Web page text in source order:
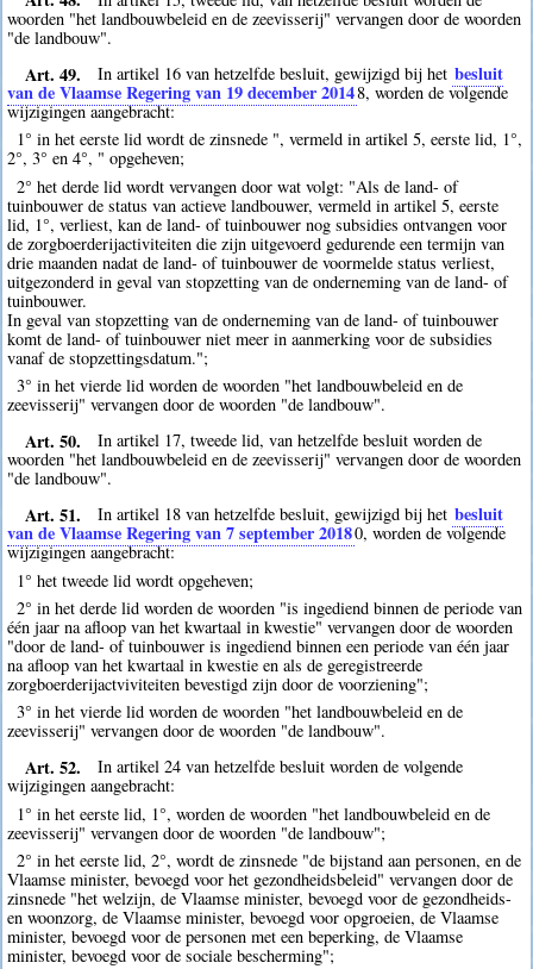
woorden "het landbouwbeleid en de zeevisserij" vervangen door de woorden
"de landbouw".
Art. 49. In artikel 16 van hetzelfde besluit, gewijzigd bij het besluit
van de Vlaamse Regering van 19 december 20148, worden de volgende
wijzigingen aangebracht:
1° in het eerste lid wordt de zinsnede ", vermeld in artikel 5, eerste lid, 1°,
2°, 3° en 4°, " opgeheven;
2° het derde lid wordt vervangen door wat volgt: "Als de land- of
tuinbouwer de status van actieve landbouwer, vermeld in artikel 5, eerste
lid, 1°, verliest, kan de land- of tuinbouwer nog subsidies ontvangen voor
de zorgboerderijactiviteiten die zijn uitgevoerd gedurende een termijn van
drie maanden nadat de land- of tuinbouwer de voormelde status verliest,
uitgezonderd in geval van stopzetting van de onderneming van de land- of
tuinbouwer.
In geval van stopzetting van de onderneming van de land- of tuinbouwer
komt de land- of tuinbouwer niet meer in aanmerking voor de subsidies
vanaf de stopzettingsdatum.";
3° in het vierde lid worden de woorden "het landbouwbeleid en de
zeevisserij" vervangen door de woorden "de landbouw".
Art. 50.
In artikel 17, tweede lid, van hetzelfde besluit worden de
woorden "het landbouwbeleid en de zeevisserij" vervangen door de woorden
"de landbouw".
Art. 51. In artikel 18 van hetzelfde besluit, gewijzigd bij het besluit
van de Vlaamse Regering van 7 september 20180, worden de volgende
wijzigingen aangebracht:
1° het tweede lid wordt opgeheven;
2° in het derde lid worden de woorden "is ingediend binnen de periode van
één jaar na afloop van het kwartaal in kwestie" vervangen door de woorden
"door de land- of tuinbouwer is ingediend binnen een periode van één jaar
na afloop van het kwartaal in kwestie en als de geregistreerde
zorgboerderijactviviteiten bevestigd zijn door de voorziening";
3° in het vierde lid worden de woorden "het landbouwbeleid en de
zeevisserij" vervangen door de woorden "de landbouw".
Art. 52.
In artikel 24 van hetzelfde besluit worden de volgende
wijzigingen aangebracht:
1° in het eerste lid, 1°, worden de woorden "het landbouwbeleid en de
zeevisserij" vervangen door de woorden "de landbouw";
2° in het eerste lid, 2°, wordt de zinsnede "de bijstand aan personen, en de
Vlaamse minister, bevoegd voor het gezondheidsbeleid" vervangen door de
zinsnede "het welzijn, de Vlaamse minister, bevoegd voor de gezondheids-
en woonzorg, de Vlaamse minister, bevoegd voor opgroeien, de Vlaamse
minister, bevoegd voor de personen met een beperking, de Vlaamse
minister, bevoegd voor de sociale bescherming";